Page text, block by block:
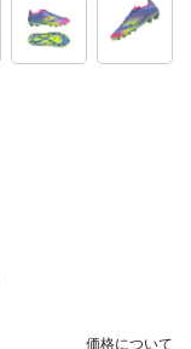
価格について